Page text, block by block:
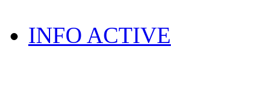
INFO ACTIVE